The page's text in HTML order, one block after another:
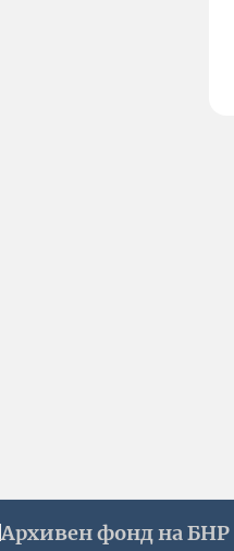
Архивен фонд на БНР